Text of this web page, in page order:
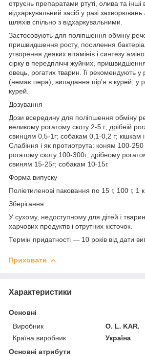
отруєнь препаратами ртуті, олива та інші
відхаркувальний засіб у разі захворювань
шляхів спільно з відхаркувальними.
Застосовують для поліпшення обміну
пришвидшення росту, посилення
утворення деяких вітамінів і синтезу
сірку в передпліччі жуйних,
овець, рогатих тварин. Її рекомендують у
(немає пера), випадання пір'я в курей, у
курей.
Дозування
Дози всередину для поліпшення обміну
великому рогатому скоту 2-5 г; дрібній
свинцям 0,5-1г; собакам 0,1-0,2 г; кішкам
Слабіння і як протиотрута: коням 100-
рогатому скоту 100-300г; дрібному
свиням 15-25г; собакам 10-15г.
Форма випуску
Поліетиленові паковання по 15 г, 100 г, 1
Зберігання
У сухому, недоступному для дітей і
харчових продуктів і отрутних кісточок.
Термін придатності — 10 років від дати
Приховати
Характеристики
Основні
Виробник
O. L. KAR.
Країна виробник
Україна
Основні атрибути